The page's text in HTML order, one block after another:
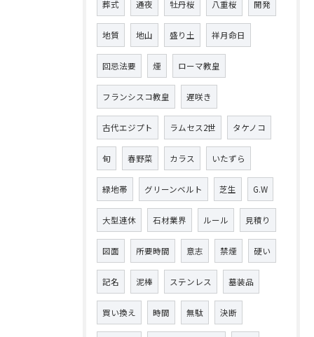
葬式 通夜 牡丹桜 八重桜 開発
地質 地山 盛り土 祥月命日
回忌法要 煙 ローマ教皇
フランシスコ教皇 遅咲き
古代エジプト ラムセス2世 タケノコ
旬 春野菜 カラス いたずら
緑地帯 グリーンベルト 芝生 G.W
大型連休 石材業界 ルール 見積り
図面 所要時間 意志 禁煙 硬い
記名 泥棒 ステンレス 墓装品
買い換え 時間 無駄 決断